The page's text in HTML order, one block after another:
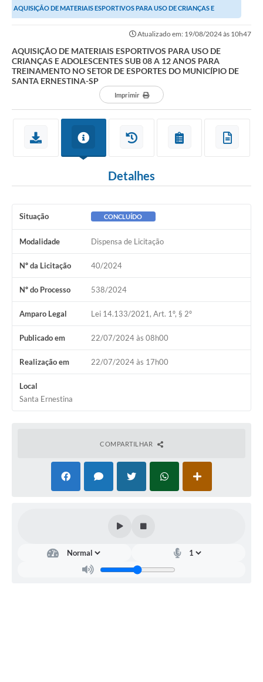
AQUISIÇÃO DE MATERIAIS ESPORTIVOS PARA USO DE CRIANÇAS E
Atualizado em: 19/08/2024 às 10h47
AQUISIÇÃO DE MATERIAIS ESPORTIVOS PARA USO DE
CRIANÇAS E ADOLESCENTES SUB 08 A 12 ANOS PARA
TREINAMENTO NO SETOR DE ESPORTES DO MUNICÍPIO DE
SANTA ERNESTINA-SP
Imprimir
Detalhes
Situação CONCLUÍDO
Modalidade Dispensa de Licitação
Nº da Licitação 40/2024
Nº do Processo 538/2024
Amparo Legal Lei 14.133/2021, Art. 1º, § 2º
Publicado em 22/07/2024 às 08h00
Realização em 22/07/2024 às 17h00
Local
Santa Ernestina
COMPARTILHAR